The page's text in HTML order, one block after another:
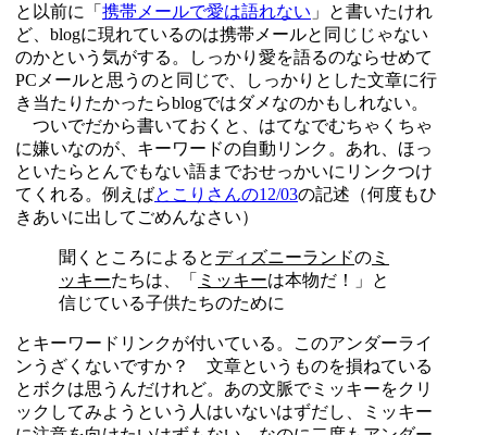
と以前に「 携帯メールで愛は語れない 」と書いたけれ
ど、blogに現れているのは携帯メールと同じじゃない
のかという気がする。しっかり愛を語るのならせめて
PCメールと思うのと同じで、しっかりとした文章に行
き当たりたかったらblogではダメなのかもしれない。
ついでだから書いておくと、はてなでむちゃくちゃ
に嫌いなのが、キーワードの自動リンク。あれ、ほっ
といたらとんでもない語までおせっかいにリンクつけ
てくれる。例えばとこりさんの12/03の記述（何度もひ
きあいに出してごめんなさい）
聞くところによると ディズニーランドの ミ
ッキーたちは、「 ミッキーは本物だ！」と
信じている子供たちのために
とキーワードリンクが付いている。このアンダーライ
ンうざくないですか？ 文章というものを損ねている
とボクは思うんだけれど。あの文脈でミッキーをクリ
ックしてみようという人はいないはずだし、ミッキー